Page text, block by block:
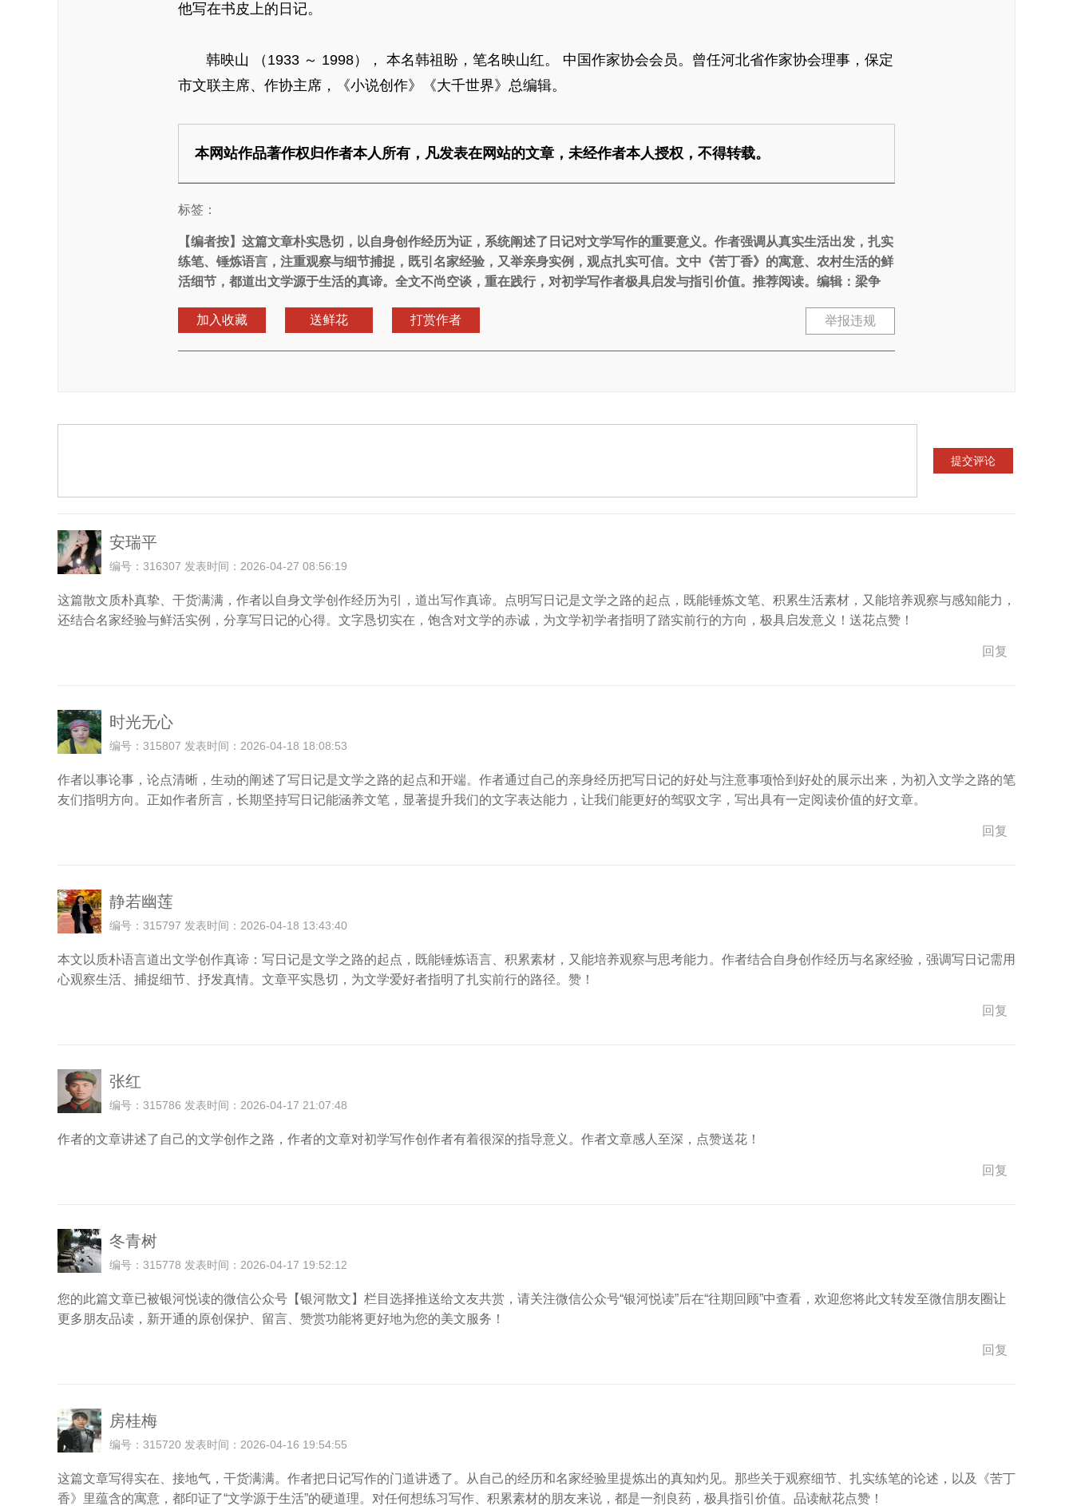
他写在书皮上的日记。
韩映山 （1933 ～ 1998）， 本名韩祖盼，笔名映山红。 中国作家协会会员。曾任河北省作家协会理事，保定
市文联主席、作协主席，《小说创作》《大千世界》总编辑。
本网站作品著作权归作者本人所有，凡发表在网站的文章，未经作者本人授权，不得转载。
标签：
【编者按】 这篇文章朴实恳切，以自身创作经历为证，系统阐述了日记对文学写作的重要意义。作者强调从真实生活出发，扎实
练笔、锤炼语言，注重观察与细节捕捉，既引名家经验，又举亲身实例，观点扎实可信。文中《苦丁香》的寓意、农村生活的鲜
活细节，都道出文学源于生活的真谛。全文不尚空谈，重在践行，对初学写作者极具启发与指引价值。推荐阅读。编辑：梁争
加入收藏 送鲜花 打赏作者 举报违规
安瑞平
编号：316307 发表时间：2026-04-27 08:56:19
这篇散文质朴真挚、干货满满，作者以自身文学创作经历为引，道出写作真谛。点明写日记是文学之路的起点，既能锤炼文笔、积累生活素材，又能培养观察与感知能力，
还结合名家经验与鲜活实例，分享写日记的心得。文字恳切实在，饱含对文学的赤诚，为文学初学者指明了踏实前行的方向，极具启发意义！送花点赞！
回复
时光无心
编号：315807 发表时间：2026-04-18 18:08:53
作者以事论事，论点清晰，生动的阐述了写日记是文学之路的起点和开端。作者通过自己的亲身经历把写日记的好处与注意事项恰到好处的展示出来，为初入文学之路的笔
友们指明方向。正如作者所言，长期坚持写日记能涵养文笔，显著提升我们的文字表达能力，让我们能更好的驾驭文字，写出具有一定阅读价值的好文章。
回复
静若幽莲
编号：315797 发表时间：2026-04-18 13:43:40
本文以质朴语言道出文学创作真谛：写日记是文学之路的起点，既能锤炼语言、积累素材，又能培养观察与思考能力。作者结合自身创作经历与名家经验，强调写日记需用
心观察生活、捕捉细节、抒发真情。文章平实恳切，为文学爱好者指明了扎实前行的路径。赞！
回复
张红
编号：315786 发表时间：2026-04-17 21:07:48
作者的文章讲述了自己的文学创作之路，作者的文章对初学写作创作者有着很深的指导意义。作者文章感人至深，点赞送花！
回复
冬青树
编号：315778 发表时间：2026-04-17 19:52:12
您的此篇文章已被银河悦读的微信公众号【银河散文】栏目选择推送给文友共赏，请关注微信公众号“银河悦读”后在“往期回顾”中查看，欢迎您将此文转发至微信朋友圈让
更多朋友品读，新开通的原创保护、留言、赞赏功能将更好地为您的美文服务！
回复
房桂梅
编号：315720 发表时间：2026-04-16 19:54:55
这篇文章写得实在、接地气，干货满满。作者把日记写作的门道讲透了。从自己的经历和名家经验里提炼出的真知灼见。那些关于观察细节、扎实练笔的论述，以及《苦丁
香》里蕴含的寓意，都印证了“文学源于生活”的硬道理。对任何想练习写作、积累素材的朋友来说，都是一剂良药，极具指引价值。品读献花点赞！